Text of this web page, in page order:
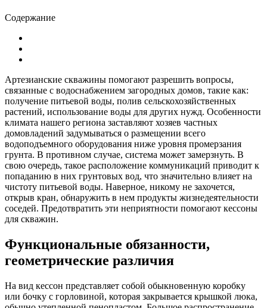
Содержание
Артезианские скважины помогают разрешить вопросы,
связанные с водоснабжением загородных домов, такие как:
получение питьевой воды, полив сельскохозяйственных
растений, использование воды для других нужд. Особенности
климата нашего региона заставляют хозяев частных
домовладений задумываться о размещении всего
водоподъемного оборудования ниже уровня промерзания
грунта. В противном случае, система может замерзнуть. В
свою очередь, такое расположение коммуникаций приводит к
попаданию в них грунтовых вод, что значительно влияет на
чистоту питьевой воды. Наверное, никому не захочется,
открыв кран, обнаружить в нем продукты жизнедеятельности
соседей. Предотвратить эти неприятности помогают кессоны
для скважин.
Функциональные обязанности,
геометрические различия
На вид кессон представляет собой обыкновенную коробку
или бочку с горловиной, которая закрывается крышкой люка,